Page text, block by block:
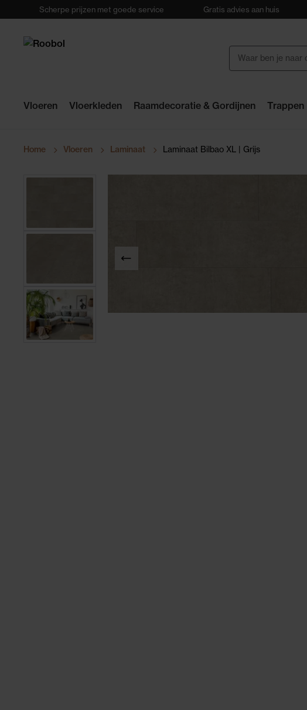
Scherpe prijzen met goede service Gratis advies aan huis
Vloeren Vloerkleden Raamdecoratie & Gordijnen Trappen
Home Vloeren Laminaat Laminaat Bilbao XL | Grijs